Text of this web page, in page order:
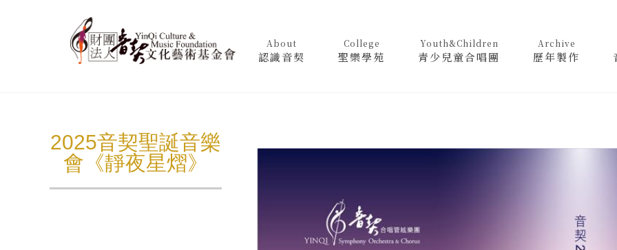
About
認識音契
College
聖樂學苑
Youth&Children
青少兒童合唱團
Archive
歷年製作
2025音契聖誕音樂
會《靜夜星熠》